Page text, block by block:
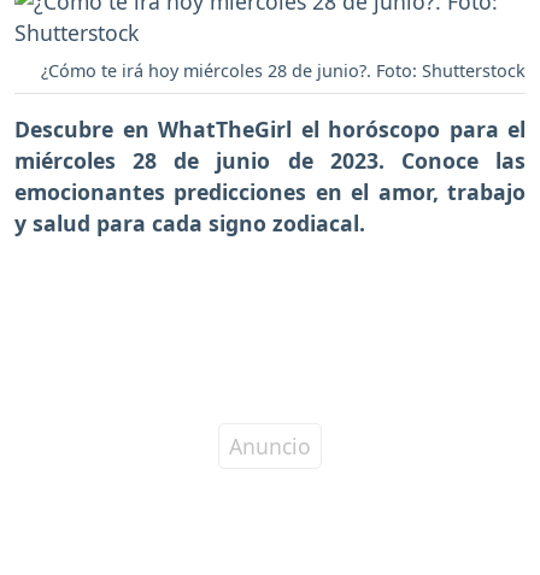
¿Cómo te irá hoy miércoles 28 de junio?. Foto: Shutterstock
Descubre en WhatTheGirl el horóscopo para el
miércoles 28 de junio de 2023. Conoce las
emocionantes predicciones en el amor, trabajo
y salud para cada signo zodiacal.